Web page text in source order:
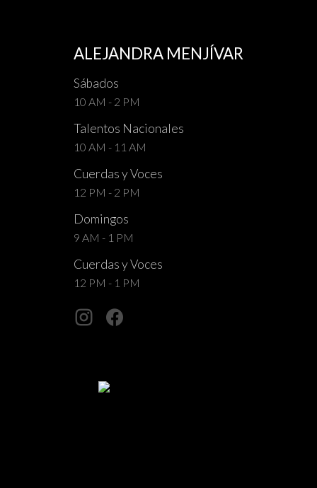
ALEJANDRA MENJÍVAR
Sábados
10 AM - 2 PM
Talentos Nacionales
10 AM - 11 AM
Cuerdas y Voces
12 PM - 2 PM
Domingos
9 AM - 1 PM
Cuerdas y Voces
12 PM - 1 PM